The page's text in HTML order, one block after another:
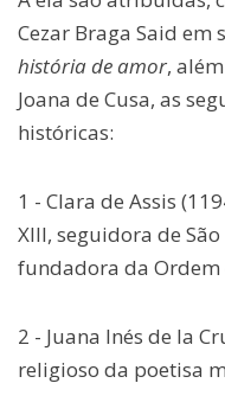
Cezar Braga Said em
história de amor,
Joana de Cusa, as
históricas:
1 - Clara de Assis
XIII, seguidora de
fundadora da Ordem
2 - Juana Inés de la
religioso da poetisa